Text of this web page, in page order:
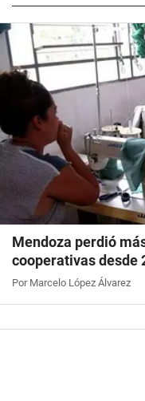
Mendoza perdió
cooperativas desde
Por Marcelo López Álvarez